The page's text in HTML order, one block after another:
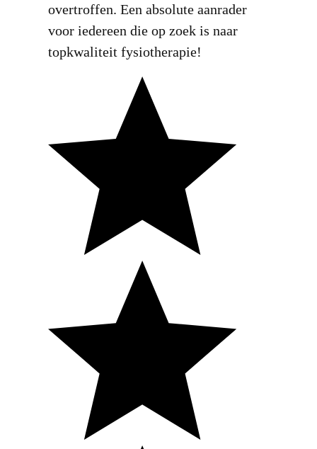
overtroffen. Een absolute aanrader
voor iedereen die op zoek is naar
topkwaliteit fysiotherapie!